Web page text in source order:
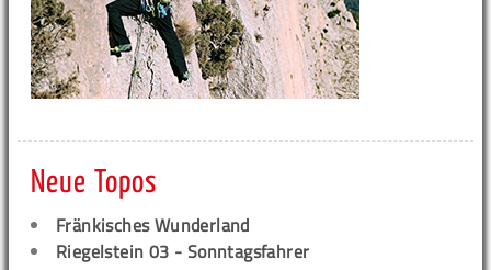
Neue Topos
Fränkisches Wunderland
Riegelstein 03 - Sonntagsfahrer